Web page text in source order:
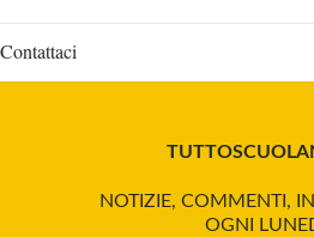
Contattaci
NOTIZIE, COMMENTI,
OGNI